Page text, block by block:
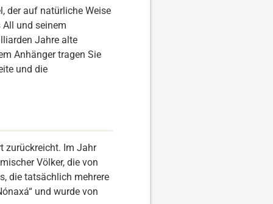
der auf natürliche Weise
und seinem
Jahre alte
Anhänger tragen Sie
und die
zurückreicht. Im Jahr
Völker, die von
die tatsächlich mehrere
und wurde von